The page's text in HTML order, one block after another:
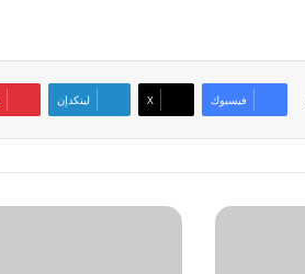
فيسبوك ‫X لينكدإن
البريد